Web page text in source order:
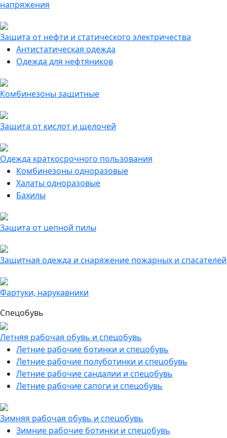
напряжения
Защита от нефти и статического электричества
Антистатическая одежда
Одежда для нефтяников
Комбинезоны защитные
Защита от кислот и щелочей
Одежда краткосрочного пользования
Комбинезоны одноразовые
Халаты одноразовые
Бахилы
Защита от цепной пилы
Защитная одежда и снаряжение пожарных и спасателей
Фартуки, нарукавники
Спецобувь
Летняя рабочая обувь и спецобувь
Летние рабочие ботинки и спецобувь
Летние рабочие полуботинки и спецобувь
Летние рабочие сандалии и спецобувь
Летние рабочие сапоги и спецобувь
Зимняя рабочая обувь и спецобувь
Зимние рабочие ботинки и спецобувь